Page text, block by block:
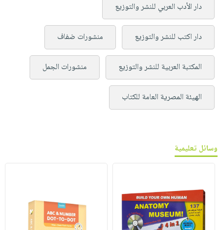
دار الأدب العربي للنشر والتوزيع
دار اكتب للنشر والتوزيع منشورات ضفاف
المكتبة العربية للنشر والتوزيع منشورات الجمل
الهيئة المصرية العامة للكتاب
وسائل تعليمية